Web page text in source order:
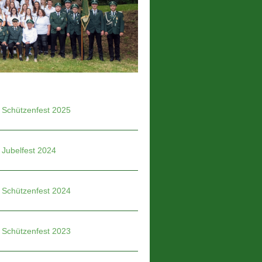
Schützenfest 2025
Jubelfest 2024
Schützenfest 2024
Schützenfest 2023